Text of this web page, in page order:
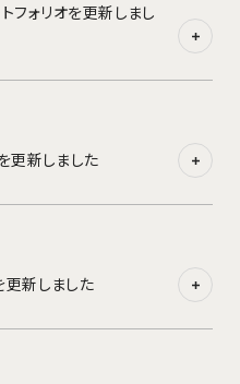
フォリオを更新しまし
更新しました
更新しました